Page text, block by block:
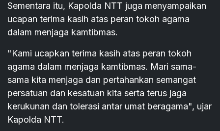
Sementara itu, Kapolda NTT juga menyampaikan
ucapan terima kasih atas peran tokoh agama
dalam menjaga kamtibmas.
"Kami ucapkan terima kasih atas peran tokoh
agama dalam menjaga kamtibmas. Mari sama-
sama kita menjaga dan pertahankan semangat
persatuan dan kesatuan kita serta terus jaga
kerukunan dan tolerasi antar umat beragama", ujar
Kapolda NTT.